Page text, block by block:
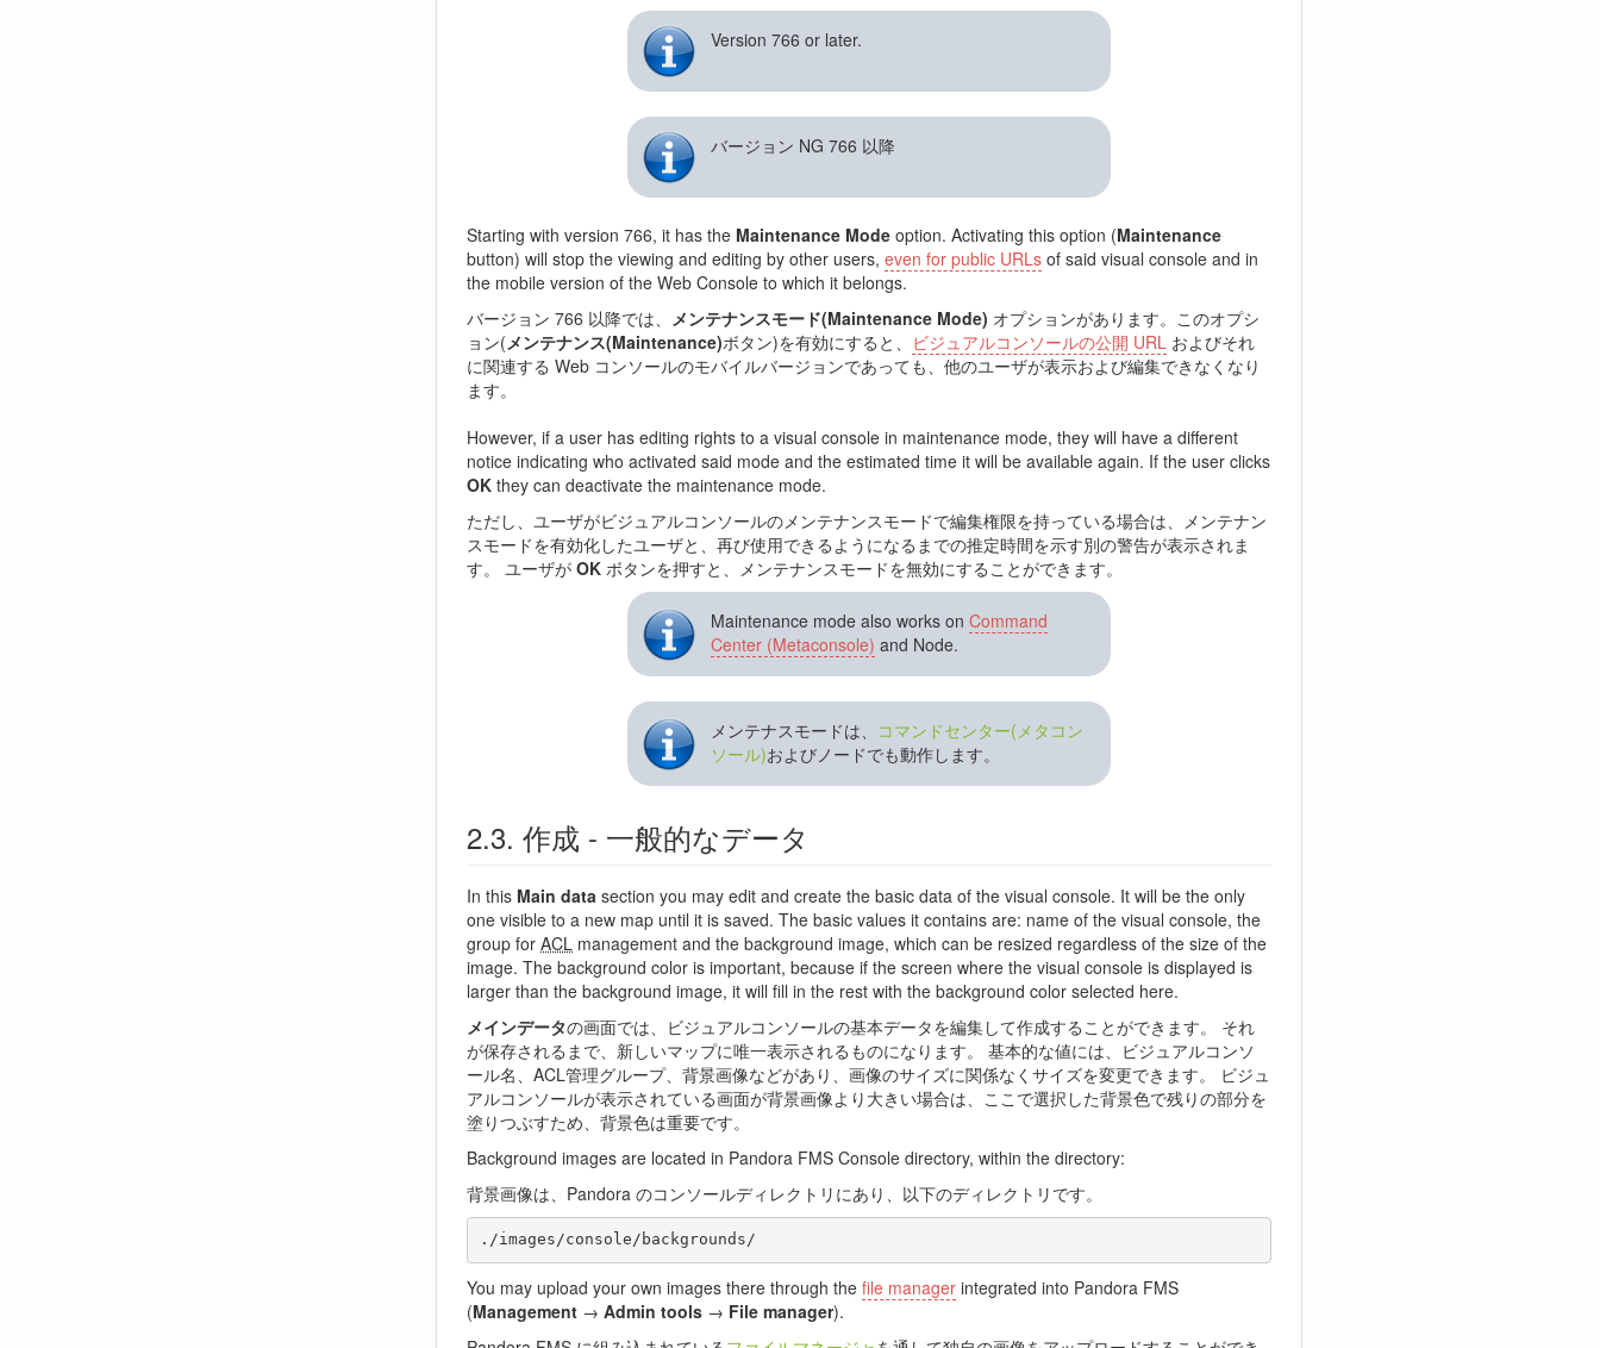
Version 766 or later.
バージョン NG 766 以降
Starting with version 766, it has the Maintenance Mode option. Activating this option (Maintenance
button) will stop the viewing and editing by other users, even for public URLs of said visual console and in
the mobile version of the Web Console to which it belongs.
バージョン 766 以降では、
メンテナンスモード(Maintenance Mode) オプションがあります。このオプシ
ョン( メンテナンス(Maintenance)ボタン)を有効にすると、 ビジュアルコンソールの公開 URL およびそれ
に関連する Web コンソールのモバイルバージョンであっても、他のユーザが表示および編集できなくなり
ます。
However, if a user has editing rights to a visual console in maintenance mode, they will have a different
notice indicating who activated said mode and the estimated time it will be available again. If the user clicks
OK they can deactivate the maintenance mode.
ただし、ユーザがビジュアルコンソールのメンテナンスモードで編集権限を持っている場合は、メンテナン
スモードを有効化したユーザと、再び使用できるようになるまでの推定時間を示す別の警告が表示されま
す。 ユーザが OK ボタンを押すと、メンテナンスモードを無効にすることができます。
Maintenance mode also works onCommand
Center (Metaconsole) and Node.
メンテナスモードは、 コマンドセンター(メタコン
ソール)およびノードでも動作します。
作成 - 一般的なデータ
In this Main data section you may edit and create the basic data of the visual console. It will be the only
one visible to a new map until it is saved. The basic values it contains are: name of the visual console, the
group for ACL management and the background image, which can be resized regardless of the size of the
image. The background color is important, because if the screen where the visual console is displayed is
larger than the background image, it will fill in the rest with the background color selected here.
メインデータの画面では、ビジュアルコンソールの基本データを編集して作成することができます。 それ
が保存されるまで、新しいマップに唯一表示されるものになります。 基本的な値には、ビジュアルコンソ
ール名、ACL管理グループ、背景画像などがあり、画像のサイズに関係なくサイズを変更できます。 ビジュ
アルコンソールが表示されている画面が背景画像より大きい場合は、ここで選択した背景色で残りの部分を
塗りつぶすため、背景色は重要です。
Background images are located in Pandora FMS Console directory, within the directory:
背景画像は、Pandora のコンソールディレクトリにあり、以下のディレクトリです。
You may upload your own images there through the file manager integrated into Pandora FMS
(Management → Admin tools → File manager).